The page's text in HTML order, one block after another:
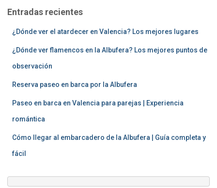
rEntradas recientes
¿Dónde ver el atardecer en Valencia? Los mejores lugares
¿Dónde ver flamencos en la Albufera? Los mejores puntos de
observación
Reserva paseo en barca por la Albufera
Paseo en barca en Valencia para parejas | Experiencia
romántica
Cómo llegar al embarcadero de la Albufera | Guía completa y
fácil